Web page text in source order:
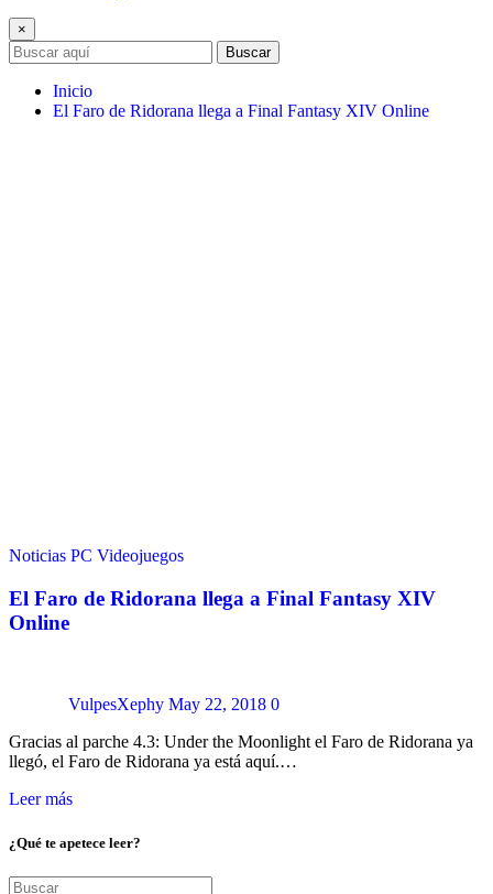
×
Buscar
Inicio
El Faro de Ridorana llega a Final Fantasy XIV Online
Noticias PC Videojuegos
El Faro de Ridorana llega a Final Fantasy XIV
Online
VulpesXephy May 22, 2018 0
Gracias al parche 4.3: Under the Moonlight el Faro de Ridorana ya
llegó, el Faro de Ridorana ya está aquí.…
Leer más
¿Qué te apetece leer?